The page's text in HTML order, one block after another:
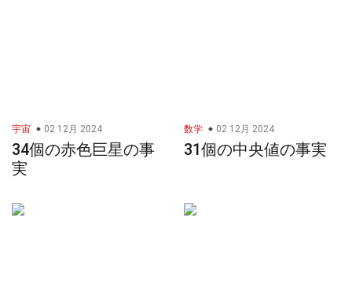
宇宙 02 12月 2024
34個の赤色巨星の事
実
数学 02 12月 2024
31個の中央値の事実